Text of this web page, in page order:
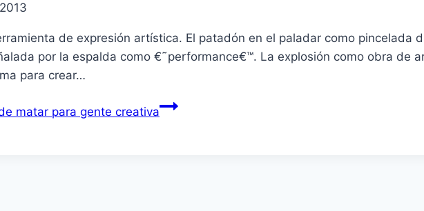
de expresión artí­stica. El patadón en el paladar como pincelada
por la espalda como €˜performance€™. La explosión como obra de
para crear…
matar para gente creativa